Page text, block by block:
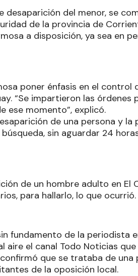
del menor, se
de la provincia de
a disposición, ya sea en
poner énfasis en el control
“Se impartieron las órdenes
ese momento”, explicó.
de una persona y la
sin aguardar 24
de un hombre adulto en El
para hallarlo, lo que ocurrió.
fundamento de la periodista
el canal Todo Noticias
que se trataba de una
de la oposición local.